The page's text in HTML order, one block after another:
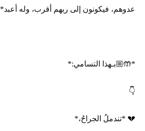
عدوهم، فيكونون إلى ربهم أقرب، وله أعبد*
*🤲🏼بـهذا التسامي:*
👇
💔 *تندملُ الجراحُ،*